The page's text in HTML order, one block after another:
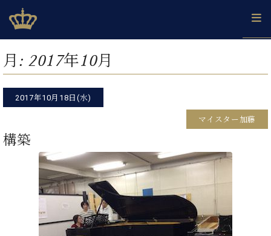
to
content
ベヒシュタインジャパン公式サイト
BECHSTEIN JAPAN Official Site
タ
ロ
グ
ベ
ヒ
イ
ン
コ
ー
示
ベ
ヒ
シ
イ
ド
イ
ツ
器
メ
ル
マ
員
シ
イ
企
業
情
採
月: 2017年10月
2017年10月18日(水)
マイスター加藤
構築